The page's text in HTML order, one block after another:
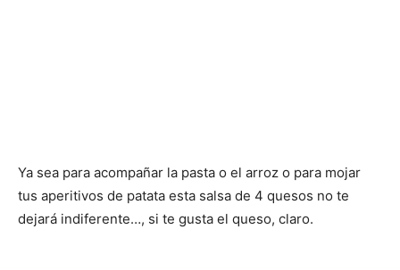
Ya sea para acompañar la pasta o el arroz o para mojar
tus aperitivos de patata esta salsa de 4 quesos no te
dejará indiferente…, si te gusta el queso, claro.